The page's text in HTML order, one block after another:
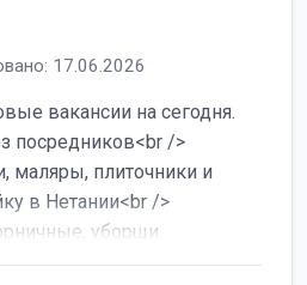
17.06.2026
вакансии на сегодня.
посредников<br />
маляры, плиточники и
в Нетании<br />
уборщи...